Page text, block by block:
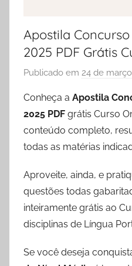
Apostila
2025 PDF Grátis
Publicado em 24 de
Conheça a Apostila
2025 PDF grátis Curso
conteúdo completo,
todas as matérias
Aproveite, ainda, e
questões todas
inteiramente grátis ao
disciplinas de Língua
Se você deseja